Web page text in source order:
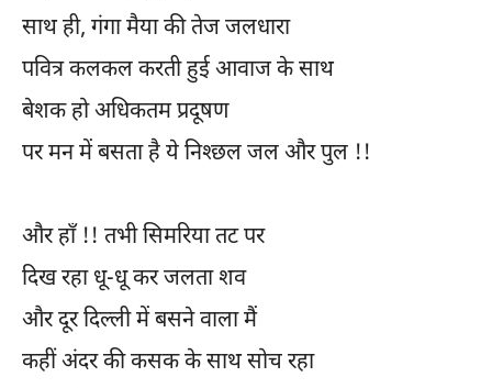
साथ ही, गंगा मैया की तेज जलधारा
पवित्र कलकल करती हुई आवाज के साथ
बेशक हो अधिकतम प्रदूषण
पर मन में बसता है ये निश्छल जल और पुल !!
और हाँ !! तभी सिमरिया तट पर
दिख रहा धू-धू कर जलता शव
और दूर दिल्ली में बसने वाला मैं
कहीं अंदर की कसक के साथ सोच रहा